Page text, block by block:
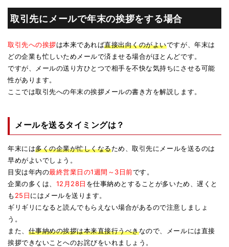
取引先にメールで年末の挨拶をする場合
取引先への挨拶は本来であれば直接出向くのがよいですが、年末は
どの企業も忙しいためメールで済ませる場合がほとんどです。
ですが、メールの送り方ひとつで相手を不快な気持ちにさせる可能
性があります。
ここでは取引先への年末の挨拶メールの書き方を解説します。
メールを送るタイミングは？
年末には多くの企業が忙しくなるため、取引先にメールを送るのは
早めがよいでしょう。
目安は年内の最終営業日の1週間～3日前です。
企業の多くは、 12月28日 を仕事納めとすることが多いため、遅くと
も 25日にはメールを送ります。
ギリギリになると読んでもらえない場合があるので注意しましょ
う。
また、 仕事納めの挨拶は本来直接行うべきなので、メールには直接
挨拶できないことへのお詫びをいれましょう。